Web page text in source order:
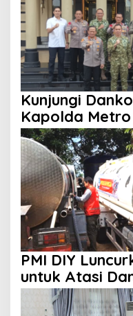
Kunjungi
Kapolda
Jaya Perkuat
PMI DIY
untuk Atasi